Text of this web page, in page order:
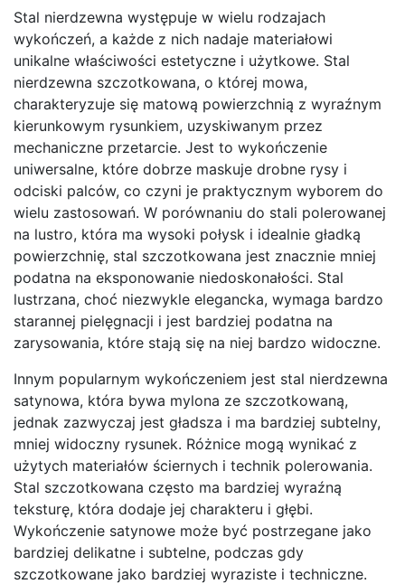
Stal nierdzewna występuje w wielu rodzajach
wykończeń, a każde z nich nadaje materiałowi
unikalne właściwości estetyczne i użytkowe. Stal
nierdzewna szczotkowana, o której mowa,
charakteryzuje się matową powierzchnią z wyraźnym
kierunkowym rysunkiem, uzyskiwanym przez
mechaniczne przetarcie. Jest to wykończenie
uniwersalne, które dobrze maskuje drobne rysy i
odciski palców, co czyni je praktycznym wyborem do
wielu zastosowań. W porównaniu do stali polerowanej
na lustro, która ma wysoki połysk i idealnie gładką
powierzchnię, stal szczotkowana jest znacznie mniej
podatna na eksponowanie niedoskonałości. Stal
lustrzana, choć niezwykle elegancka, wymaga bardzo
starannej pielęgnacji i jest bardziej podatna na
zarysowania, które stają się na niej bardzo widoczne.
Innym popularnym wykończeniem jest stal nierdzewna
satynowa, która bywa mylona ze szczotkowaną,
jednak zazwyczaj jest gładsza i ma bardziej subtelny,
mniej widoczny rysunek. Różnice mogą wynikać z
użytych materiałów ściernych i technik polerowania.
Stal szczotkowana często ma bardziej wyraźną
teksturę, która dodaje jej charakteru i głębi.
Wykończenie satynowe może być postrzegane jako
bardziej delikatne i subtelne, podczas gdy
szczotkowane jako bardziej wyraziste i techniczne.